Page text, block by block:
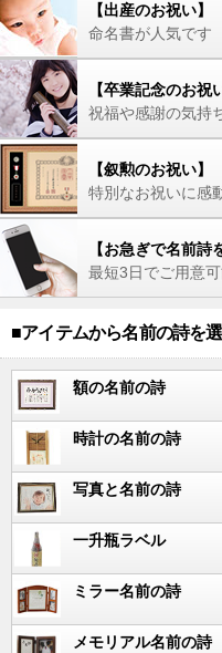
【出産のお祝い】
命名書が人気です
【卒業記念のお祝
祝福や感謝の気持
【叙勲のお祝い】
特別なお祝いに感
【お急ぎで名前詩
最短3日でご用意
■アイテムから名前の詩を
額の名前の詩
時計の名前の詩
写真と名前の詩
一升瓶ラベル
ミラー名前の詩
メモリアル名前の詩